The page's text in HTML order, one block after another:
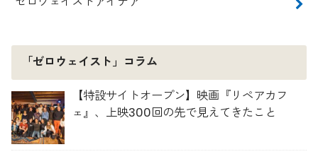
「ゼロウェイスト」コラム
【特設サイトオープン】映画『リペアカフ
ェ』、上映300回の先で見えてきたこと